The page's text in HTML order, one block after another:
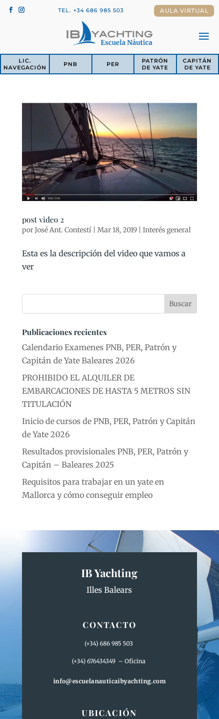
TEL. +34 686 985 503 AULA VIRTUAL
LIC.
NAVEGACIÓN
PNB PER
PATRÓN
DE YATE
CAPITÁN
DE YATE
post video 2
porJosé Ant. Contestí Mar 18, 2019| Interés general
Esta es la descripción del video que vamos a
ver
Buscar
Publicaciones recientes
Calendario Examenes PNB, PER, Patrón y
Capitán de Yate Baleares 2026
PROHIBIDO EL ALQUILER DE
EMBARCACIONES DE HASTA 5 METROS SIN
TITULACIÓN
Inicio de cursos de PNB, PER, Patrón y Capitán
de Yate 2026
Resultados provisionales PNB, PER, Patrón y
Capitán – Baleares 2025
Requisitos para trabajar en un yate en
Mallorca y cómo conseguir empleo
IB Yachting
Illes Balears
CONTACTO
(+34) 686 985 503
(+34) 676434349 – Oficina
info@escuelanauticaibyachting.com
UBICACIÓN